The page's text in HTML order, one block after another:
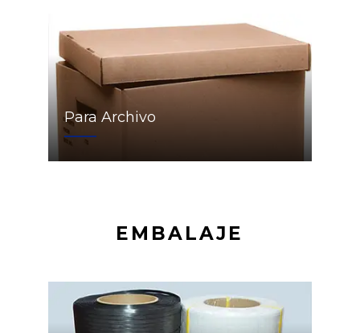
Para Archivo
EMBALAJE